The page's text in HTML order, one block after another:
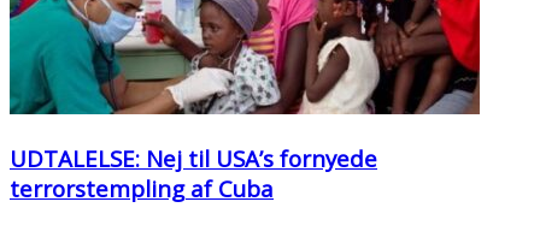
UDTALELSE: Nej til USA’s fornyede
terrorstempling af Cuba